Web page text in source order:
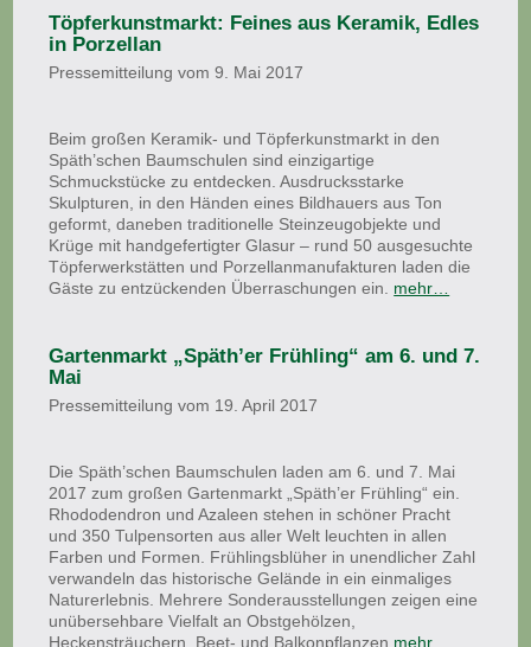
Töpferkunstmarkt: Feines aus Keramik, Edles
in Porzellan
Pressemitteilung vom 9. Mai 2017
Beim großen Keramik- und Töpferkunstmarkt in den
Späth’schen Baumschulen sind einzigartige
Schmuckstücke zu entdecken. Ausdrucksstarke
Skulpturen, in den Händen eines Bildhauers aus Ton
geformt, daneben traditionelle Steinzeugobjekte und
Krüge mit handgefertigter Glasur – rund 50 ausgesuchte
Töpferwerkstätten und Porzellanmanufakturen laden die
Gäste zu entzückenden Überraschungen ein. mehr…
Gartenmarkt „Späth’er Frühling“ am 6. und 7.
Mai
Pressemitteilung vom 19. April 2017
Die Späth’schen Baumschulen laden am 6. und 7. Mai
2017 zum großen Gartenmarkt „Späth’er Frühling“ ein.
Rhododendron und Azaleen stehen in schöner Pracht
und 350 Tulpensorten aus aller Welt leuchten in allen
Farben und Formen. Frühlingsblüher in unendlicher Zahl
verwandeln das historische Gelände in ein einmaliges
Naturerlebnis. Mehrere Sonderausstellungen zeigen eine
unübersehbare Vielfalt an Obstgehölzen,
Heckensträuchern, Beet- und Balkonpflanzen mehr…